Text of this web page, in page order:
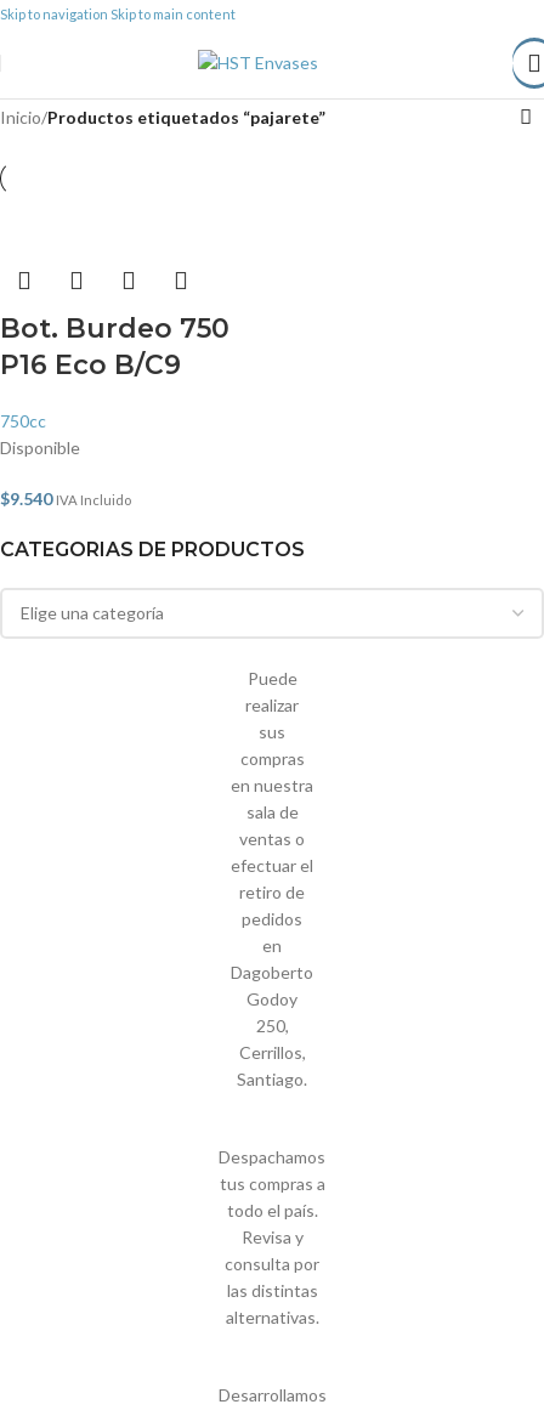
Skip to navigation Skip to main content
CATEGORIAS DE PRODUCTOS
Puede
realizar
sus
compras
en nuestra
sala de
ventas o
efectuar el
retiro de
pedidos
en
Dagoberto
Godoy
250,
Cerrillos,
Santiago.
Despachamos
tus compras a
todo el país.
Revisa y
consulta por
las distintas
alternativas.
Desarrollamos
Inicio/Productos etiquetados “pajarete”
Bot. Burdeo 750
P16 Eco B/C9
750cc
Disponible
$9.540 IVA Incluido